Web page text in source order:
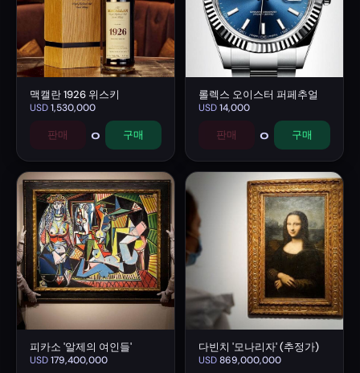
맥캘란 1926 위스키
USD1,530,000
판매 0 구매
롤렉스 오이스터 퍼페추얼
USD14,000
판매 0 구매
피카소 '알제의 여인들'
USD179,400,000
다빈치 '모나리자' (추정가)
USD869,000,000